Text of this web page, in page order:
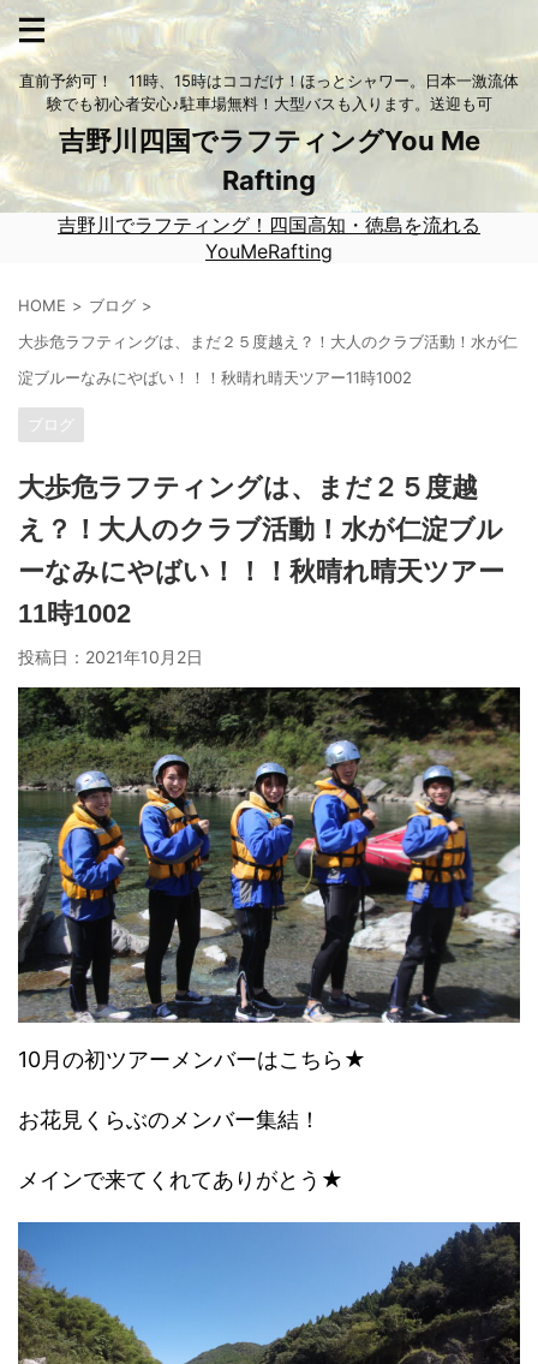
直前予約可！ 11時、15時はココだけ！ほっとシャワー。日本一激流体
験でも初心者安心♪駐車場無料！大型バスも入ります。送迎も可
吉野川四国でラフティングYou Me
Rafting
吉野川でラフティング！四国高知・徳島を流れる
YouMeRafting
HOME
ブログ
大歩危ラフティングは、まだ２５度越え？！大人のクラブ活動！水が仁
淀ブルーなみにやばい！！！秋晴れ晴天ツアー11時1002
ブログ
大歩危ラフティングは、まだ２５度越
え？！大人のクラブ活動！水が仁淀ブル
ーなみにやばい！！！秋晴れ晴天ツアー
11時1002
投稿日： 2021年10月2日
10月の初ツアーメンバーはこちら★
お花見くらぶのメンバー集結！
メインで来てくれてありがとう★